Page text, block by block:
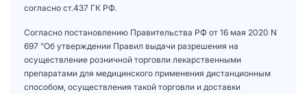
согласно ст.437 ГК РФ.
Согласно постановлению Правительства РФ от 16 мая 2020 N
697 "Об утверждении Правил выдачи разрешения на
осуществление розничной торговли лекарственными
препаратами для медицинского применения дистанционным
способом, осуществления такой торговли и доставки